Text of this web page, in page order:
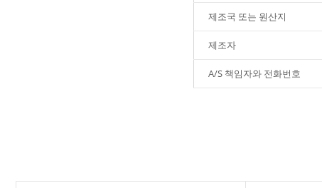
제조국 또는 원산지
제조자
A/S 책임자와 전화번호